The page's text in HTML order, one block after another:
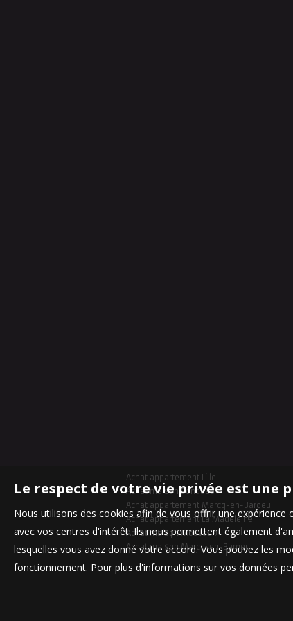
Achat appartement Lille
Achat maison Bondues
Achat appartement Marcq-en-Baroeul
Achat appartement La Madeleine
Achat maison Mouvaux
Achat maison Marcq-en-Baroeul
Le respect de votre vie privée est une
Nous utilisons des cookies afin de vous offrir une
avec vos centres d'intérêt. Ils nous permettent également
lesquelles vous avez donné votre accord. Vous pouvez les
fonctionnement. Pour plus d'informations sur vos données